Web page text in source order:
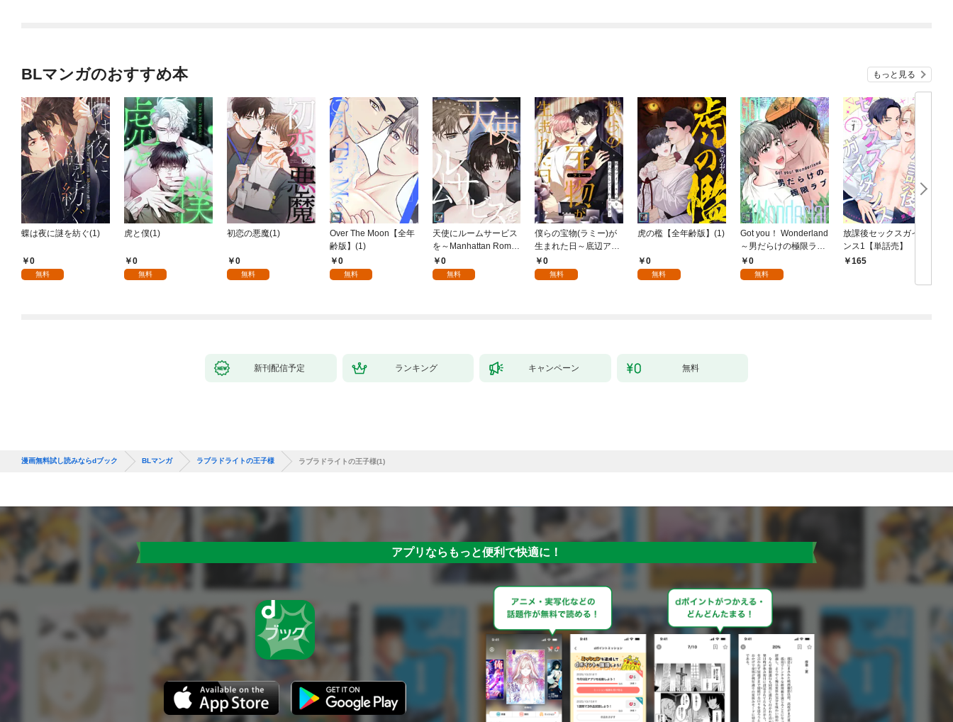
BLマンガのおすすめ本 もっと見る
蝶は夜に謎を紡ぐ(1)
0
無料
虎と僕(1)
0
無料
初恋の悪魔(1)
0
無料
Over The Moon【全年
齢版】(1)
0
無料
天使にルームサービス
を～Manhattan Roma
nce【全年齢版】(1)
0
無料
僕らの宝物(ラミー)が
生まれた日～底辺アイ
ドルの僕を、また愛し
てくれますか？(1)
0
無料
虎の檻【全年齢版】(1)
0
無料
Got you！ Wonderland
～男だらけの極限ラブ
～【全年齢版】(1)
0
無料
放課後セックスガイダ
ンス1【単話売】
165
新刊配信予定 ランキング キャンペーン 無料
漫画無料試し読みならdブック BLマンガ ラブラドライトの王子様 ラブラドライトの王子様(1)
アプリならもっと便利で快適に！